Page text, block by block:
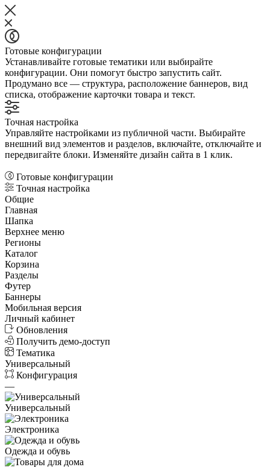
Готовые конфигурации
Устанавливайте готовые тематики или выбирайте
конфигурации. Они помогут быстро запустить сайт.
Продумано все — структура, расположение баннеров, вид
списка, отображение карточки товара и текст.
Точная настройка
Управляйте настройками из публичной части. Выбирайте
внешний вид элементов и разделов, включайте, отключайте и
передвигайте блоки. Изменяйте дизайн сайта в 1 клик.
Готовые конфигурации
Точная настройка
Общие
Главная
Шапка
Верхнее меню
Регионы
Каталог
Корзина
Разделы
Футер
Баннеры
Мобильная версия
Личный кабинет
Обновления
Получить демо-доступ
Тематика
Универсальный
Конфигурация
—
Универсальный
Электроника
Одежда и обувь